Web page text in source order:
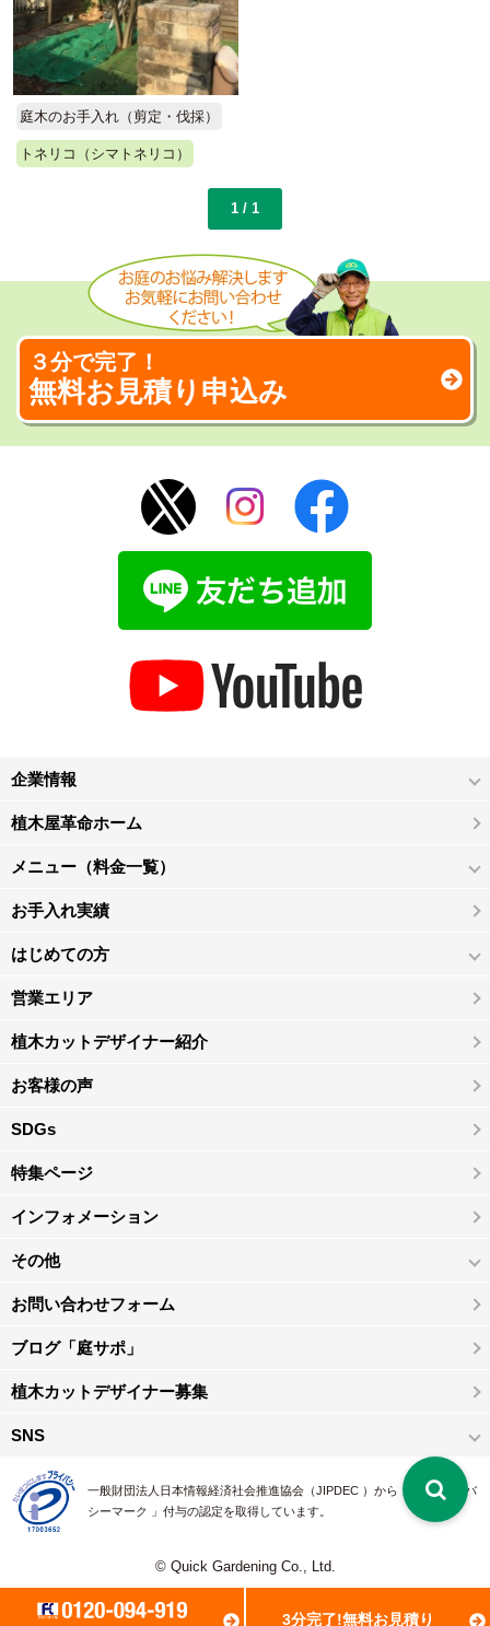
3分完了!無料お見積り
庭木のお手入れ（剪定・伐採）
トネリコ（シマトネリコ）
1 / 1
３分で完了！
無料お見積り申込み
企業情報
植木屋革命ホーム
メニュー（料金一覧）
お手入れ実績
はじめての方
営業エリア
植木カットデザイナー紹介
お客様の声
SDGs
特集ページ
インフォメーション
その他
お問い合わせフォーム
ブログ「庭サポ」
植木カットデザイナー募集
SNS
一般財団法人日本情報経済社会推進協会（JIPDEC ）から 、「 プライバ
シーマーク 」付与の認定を取得しています。
© Quick Gardening Co., Ltd.